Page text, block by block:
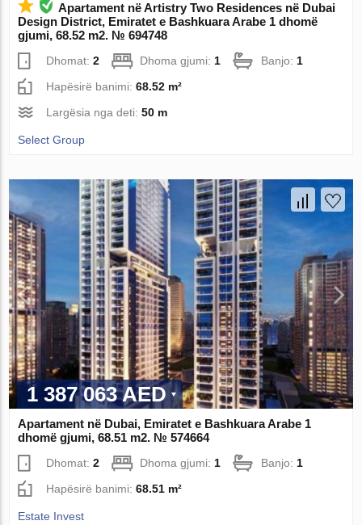
Apartament në Artistry Two Residences në Dubai
Design District, Emiratet e Bashkuara Arabe 1 dhomë
gjumi, 68.52 m2. № 694748
Dhomat:2 Dhoma gjumi:1 Banjo:1
Hapësirë ​​banimi:68.52 m²
Largësia nga deti:50 m
Select Group
1 387 063 AED
Apartament në Dubai, Emiratet e Bashkuara Arabe 1
dhomë gjumi, 68.51 m2. № 574664
Dhomat:2 Dhoma gjumi: 1 Banjo: 1
Hapësirë ​​banimi:68.51 m²
Estate Invest